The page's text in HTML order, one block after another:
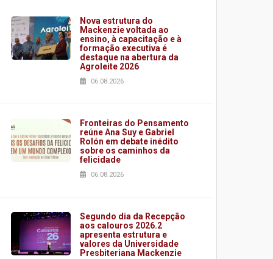
Nova estrutura do
Mackenzie voltada ao
ensino, à capacitação e à
formação executiva é
destaque na abertura da
Agroleite 2026
06.08.2026
Fronteiras do Pensamento
reúne Ana Suy e Gabriel
Rolón em debate inédito
sobre os caminhos da
felicidade
06.08.2026
Segundo dia da Recepção
aos calouros 2026.2
apresenta estrutura e
valores da Universidade
Presbiteriana Mackenzie